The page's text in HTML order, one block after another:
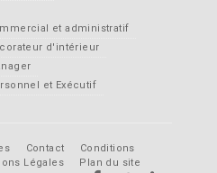
et administratif
d'intérieur
et Exécutif
Contact
Conditions
Légales Plan du site